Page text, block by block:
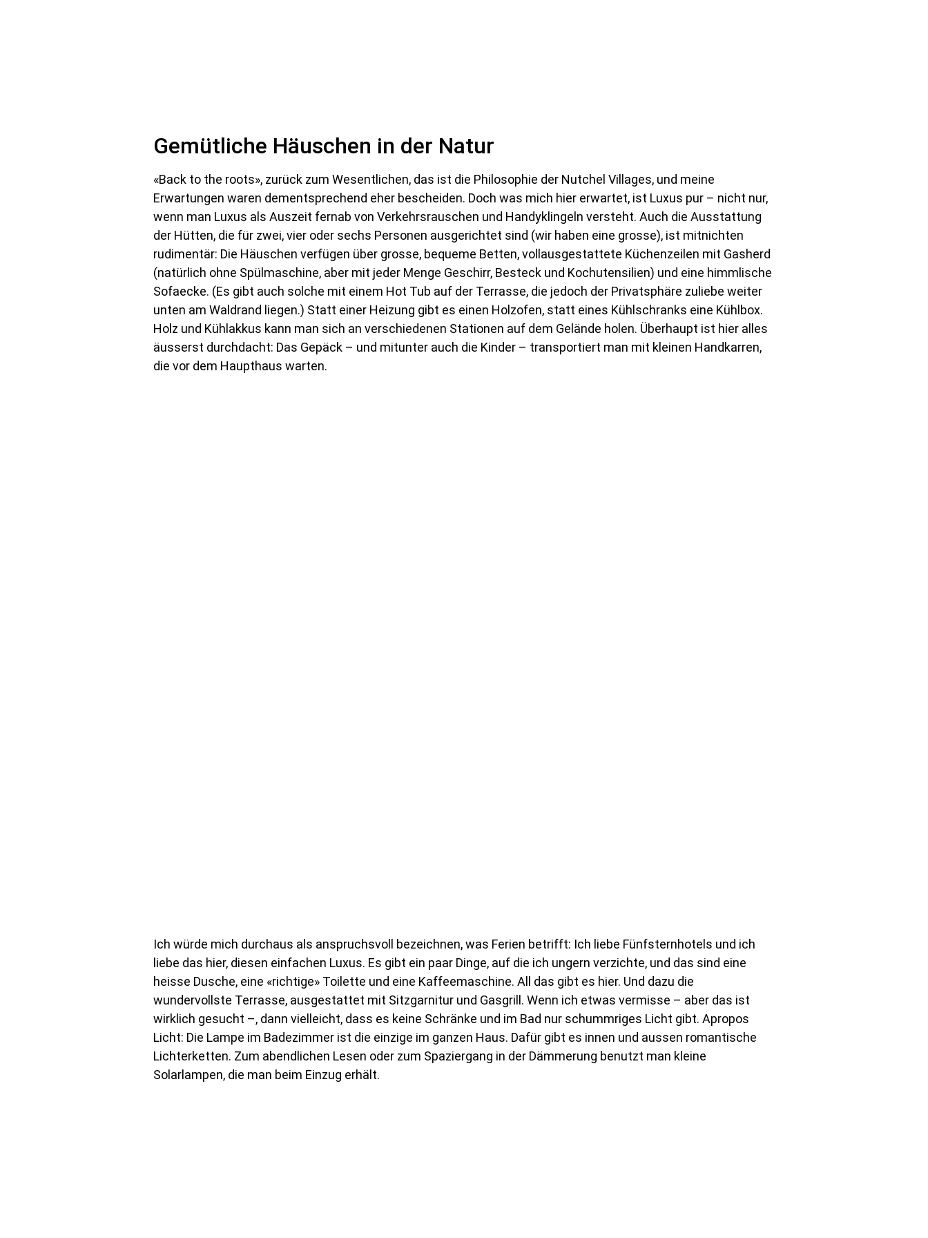
Gemütliche Häuschen in der Natur
«Back to the roots», zurück zum Wesentlichen, das ist die Philosophie der Nutchel Villages, und meine
Erwartungen waren dementsprechend eher bescheiden. Doch was mich hier erwartet, ist Luxus pur – nicht nur,
wenn man Luxus als Auszeit fernab von Verkehrsrauschen und Handyklingeln versteht. Auch die Ausstattung
der Hütten, die für zwei, vier oder sechs Personen ausgerichtet sind (wir haben eine grosse), ist mitnichten
rudimentär: Die Häuschen verfügen über grosse, bequeme Betten, vollausgestattete Küchenzeilen mit Gasherd
(natürlich ohne Spülmaschine, aber mit jeder Menge Geschirr, Besteck und Kochutensilien) und eine himmlische
Sofaecke. (Es gibt auch solche mit einem Hot Tub auf der Terrasse, die jedoch der Privatsphäre zuliebe weiter
unten am Waldrand liegen.) Statt einer Heizung gibt es einen Holzofen, statt eines Kühlschranks eine Kühlbox.
Holz und Kühlakkus kann man sich an verschiedenen Stationen auf dem Gelände holen. Überhaupt ist hier alles
äusserst durchdacht: Das Gepäck – und mitunter auch die Kinder – transportiert man mit kleinen Handkarren,
die vor dem Haupthaus warten.
Ich würde mich durchaus als anspruchsvoll bezeichnen, was Ferien betrifft: Ich liebe Fünfsternhotels und ich
liebe das hier, diesen einfachen Luxus. Es gibt ein paar Dinge, auf die ich ungern verzichte, und das sind eine
heisse Dusche, eine «richtige» Toilette und eine Kaffeemaschine. All das gibt es hier. Und dazu die
wundervollste Terrasse, ausgestattet mit Sitzgarnitur und Gasgrill. Wenn ich etwas vermisse – aber das ist
wirklich gesucht –, dann vielleicht, dass es keine Schränke und im Bad nur schummriges Licht gibt. Apropos
Licht: Die Lampe im Badezimmer ist die einzige im ganzen Haus. Dafür gibt es innen und aussen romantische
Lichterketten. Zum abendlichen Lesen oder zum Spaziergang in der Dämmerung benutzt man kleine
Solarlampen, die man beim Einzug erhält.